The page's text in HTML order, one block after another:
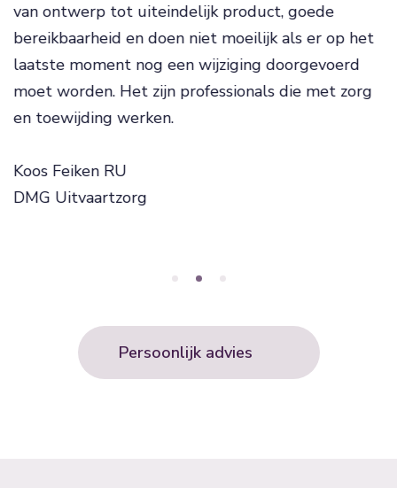
van ontwerp tot uiteindelijk product, goede
bereikbaarheid en doen niet moeilijk als er op het
laatste moment nog een wijziging doorgevoerd
moet worden. Het zijn professionals die met zorg
en toewijding werken.
Koos Feiken RU
DMG Uitvaartzorg
Persoonlijk advies